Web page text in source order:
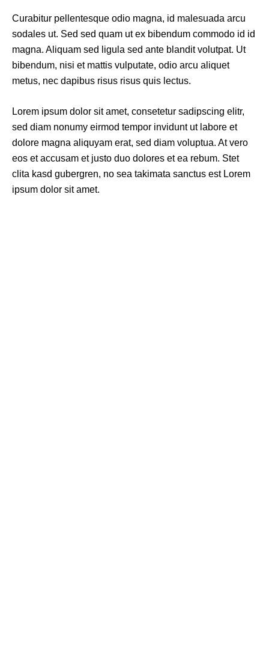
Curabitur pellentesque odio magna, id malesuada arcu
sodales ut. Sed sed quam ut ex bibendum commodo id id
magna. Aliquam sed ligula sed ante blandit volutpat. Ut
bibendum, nisi et mattis vulputate, odio arcu aliquet
metus, nec dapibus risus risus quis lectus.
Lorem ipsum dolor sit amet, consetetur sadipscing elitr,
sed diam nonumy eirmod tempor invidunt ut labore et
dolore magna aliquyam erat, sed diam voluptua. At vero
eos et accusam et justo duo dolores et ea rebum. Stet
clita kasd gubergren, no sea takimata sanctus est Lorem
ipsum dolor sit amet.